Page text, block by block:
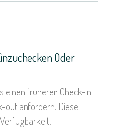
Oder
einen früheren Check-in
out anfordern. Diese